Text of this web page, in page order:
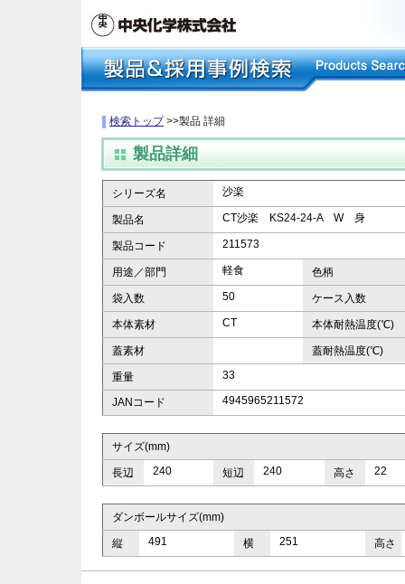
検索トップ>>製品 詳細
製品詳細
シリーズ名 沙楽
製品名 CT沙楽 KS24-24-A W 身
製品コード 211573
用途／部門 軽食 色柄
袋入数 50 ケース入数
本体素材 CT 本体耐熱温度(℃)
蓋素材 蓋耐熱温度(℃)
重量 33
JANコード 4945965211572
サイズ(mm)
長辺 240 短辺 240 高さ 22
ダンボールサイズ(mm)
縦 491 横 251 高さ